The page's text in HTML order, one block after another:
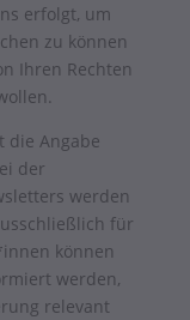
erfolgt, um
zu können
Ihren Rechten
die Angabe
der
werden
für
können
werden,
relevant